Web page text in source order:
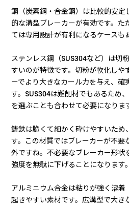
鋼（炭素鋼・合金鋼）は比較的安
的な溝型ブレーカーが有効です。た
ては専用設計が有利になるケースも
ステンレス鋼（SUS304など）は切
すいのが特徴です。切粉が軟化しや
ーでより大きなカール力を与え、確
す。SUS304は難削材でもあるため
を選ぶことも合わせて必要になりま
鋳鉄は脆くて細かく砕けやすいため
す。この材質ではブレーカーが不要
外ですね。不必要なブレーカー形状
強度を無駄に下げることになります。
アルミニウム合金は粘りが強く溶
起きやすい素材です。広溝型で大き